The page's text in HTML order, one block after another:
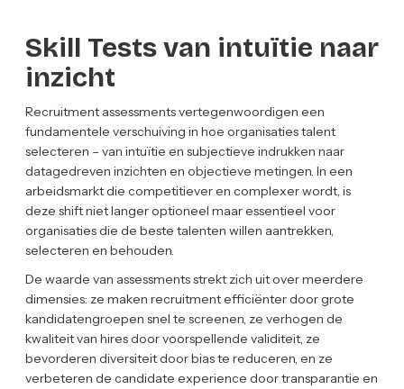
Skill Tests van intuïtie naar
inzicht
Recruitment assessments vertegenwoordigen een
fundamentele verschuiving in hoe organisaties talent
selecteren – van intuïtie en subjectieve indrukken naar
datagedreven inzichten en objectieve metingen. In een
arbeidsmarkt die competitiever en complexer wordt, is
deze shift niet langer optioneel maar essentieel voor
organisaties die de beste talenten willen aantrekken,
selecteren en behouden.
De waarde van assessments strekt zich uit over meerdere
dimensies: ze maken recruitment efficiënter door grote
kandidatengroepen snel te screenen, ze verhogen de
kwaliteit van hires door voorspellende validiteit, ze
bevorderen diversiteit door bias te reduceren, en ze
verbeteren de candidate experience door transparantie en